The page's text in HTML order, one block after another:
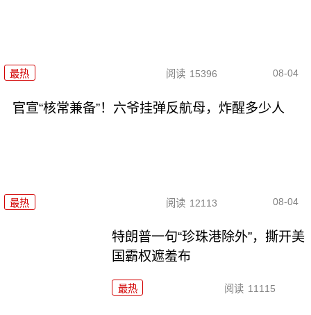
最热 阅读 15396 08-04
官宣“核常兼备”！六爷挂弹反航母，炸醒多少人
最热 阅读 12113 08-04
特朗普一句“珍珠港除外”，撕开美
国霸权遮羞布
最热 阅读 11115